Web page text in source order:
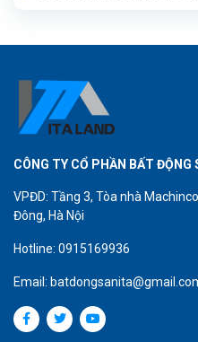
CÔNG TY CỔ PHẦN BẤT ĐỘNG
VPĐD: Tầng 3, Tòa nhà
Đông, Hà Nội
Hotline: 0915169936
Email: